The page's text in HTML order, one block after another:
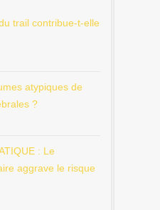
trail contribue-t-elle
atypiques de
?
: Le
aggrave le risque